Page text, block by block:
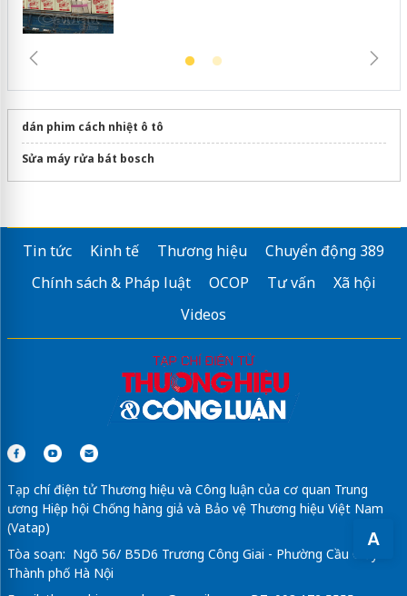
A
dán phim cách nhiệt ô tô
Sửa máy rửa bát bosch
Tin tức Kinh tế Thương hiệu
Chuyển động 389
Chính sách & Pháp luật
OCOP Tư vấn
Xã hội
Videos
Tạp chí điện tử Thương hiệu và Công luận của cơ quan Trung
ương Hiệp hội Chống hàng giả và Bảo vệ Thương hiệu Việt Nam
(Vatap)
Tòa soạn: Ngõ 56/ B5D6 Trương Công Giai - Phường Cầu Giấy -
Thành phố Hà Nội